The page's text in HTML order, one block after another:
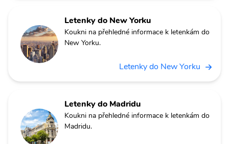
Letenky do New Yorku
Koukni na přehledné informace k letenkám do
New Yorku.
Letenky do New Yorku
Letenky do Madridu
Koukni na přehledné informace k letenkám do
Madridu.